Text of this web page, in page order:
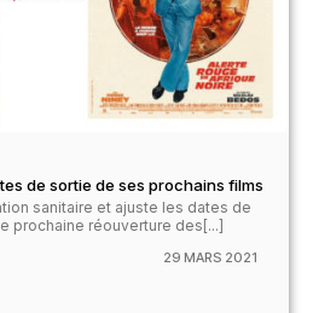
de sortie de ses prochains films
sanitaire et ajuste les dates de
prochaine réouverture des[...]
29 MARS 2021